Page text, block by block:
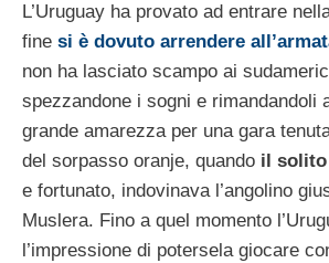
L’Uruguay ha provato ad entrare
fine si è dovuto arrendere
non ha lasciato scampo ai
spezzandone i sogni e rimandandoli
grande amarezza per una gara
del sorpasso oranje, quando il solito
e fortunato, indovinava l’angolino
Muslera. Fino a quel momento
l’impressione di potersela giocare